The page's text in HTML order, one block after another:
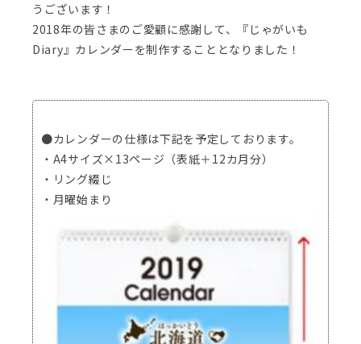
うございます！
2018年の皆さまのご愛顧に感謝して、『じゃがいも
Diary』カレンダーを制作することとなりました！
●カレンダーの仕様は下記を予定しております。
・A4サイズ×13ページ（表紙＋12カ月分）
・リング綴じ
・月曜始まり